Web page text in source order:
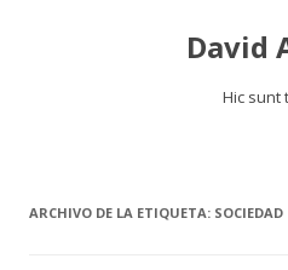
David
Hic sunt
ARCHIVO DE LA ETIQUETA: SOCIEDAD